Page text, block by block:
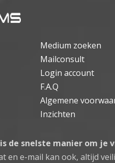
Medium zoeken
Mailconsult
Login account
F.A.Q
Algemene
Inzichten
is de snelste manier om je
en e-mail kan ook, altijd